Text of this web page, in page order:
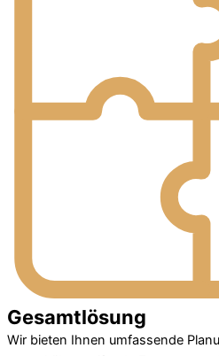
Gesamtlösung
Wir bieten Ihnen umfassende